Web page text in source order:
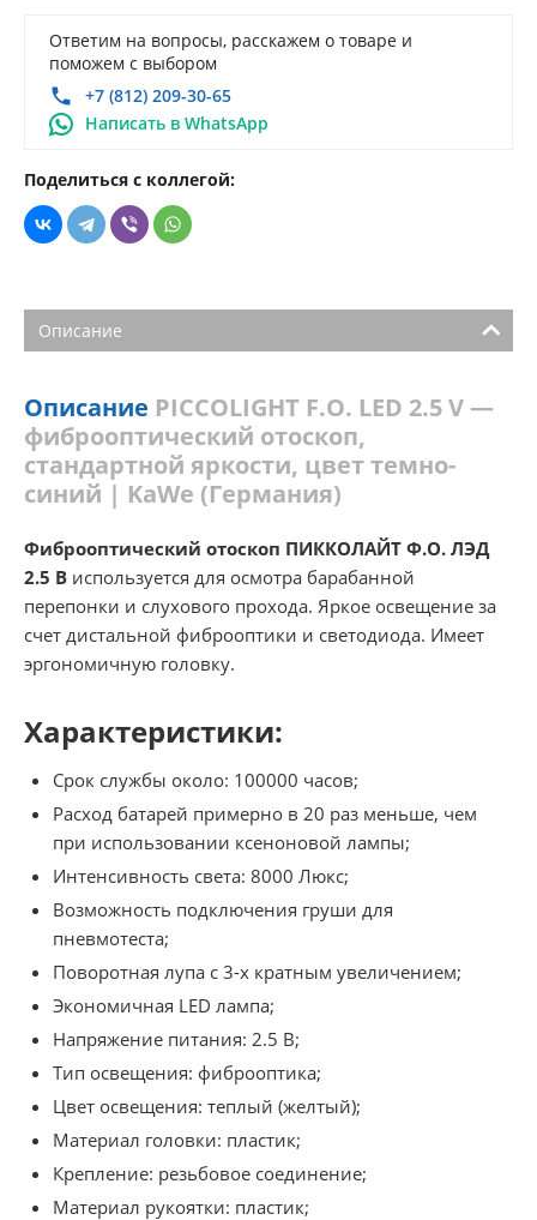
Ответим на вопросы, расскажем о товаре и
поможем с выбором
+7 (812) 209-30-65
Написать в WhatsApp
Поделиться с коллегой:
Описание
Описание PICCOLIGHT F.O. LED 2.5 V —
фиброоптический отоскоп,
стандартной яркости, цвет темно-
синий | KaWe (Германия)
Фиброоптический отоскоп ПИККОЛАЙТ Ф.О. ЛЭД
2.5 В используется для осмотра барабанной
перепонки и слухового прохода. Яркое освещение за
счет дистальной фиброоптики и светодиода. Имеет
эргономичную головку.
Характеристики:
Срок службы около: 100000 часов;
Расход батарей примерно в 20 раз меньше, чем
при использовании ксеноновой лампы;
Интенсивность света: 8000 Люкс;
Возможность подключения груши для
пневмотеста;
Поворотная лупа с 3-х кратным увеличением;
Экономичная LED лампа;
Напряжение питания: 2.5 В;
Тип освещения: фиброоптика;
Цвет освещения: теплый (желтый);
Материал головки: пластик;
Крепление: резьбовое соединение;
Материал рукоятки: пластик;